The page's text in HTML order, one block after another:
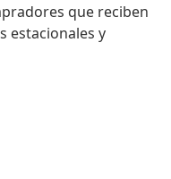
que reciben
estacionales y